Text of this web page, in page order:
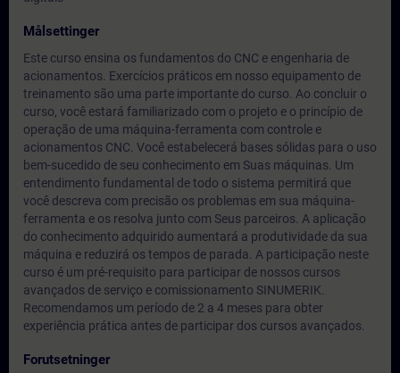
Målsettinger
Este curso ensina os fundamentos do CNC e engenharia de
acionamentos. Exercícios práticos em nosso equipamento de
treinamento são uma parte importante do curso. Ao concluir o
curso, você estará familiarizado com o projeto e o princípio de
operação de uma máquina-ferramenta com controle e
acionamentos CNC. Você estabelecerá bases sólidas para o uso
bem-sucedido de seu conhecimento em Suas máquinas. Um
entendimento fundamental de todo o sistema permitirá que
você descreva com precisão os problemas em sua máquina-
ferramenta e os resolva junto com Seus parceiros. A aplicação
do conhecimento adquirido aumentará a produtividade da sua
máquina e reduzirá os tempos de parada. A participação neste
curso é um pré-requisito para participar de nossos cursos
avançados de serviço e comissionamento SINUMERIK.
Recomendamos um período de 2 a 4 meses para obter
experiência prática antes de participar dos cursos avançados.
Forutsetninger